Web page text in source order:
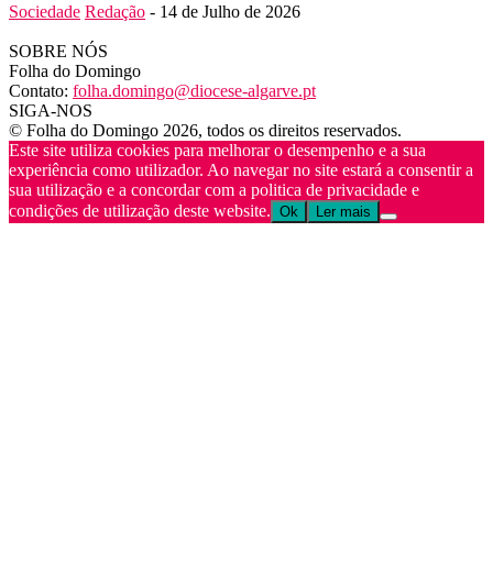
Sociedade Redação - 14 de Julho de 2026
SOBRE NÓS
Folha do Domingo
Contato: folha.domingo@diocese-algarve.pt
SIGA-NOS
© Folha do Domingo 2026, todos os direitos reservados.
Este site utiliza cookies para melhorar o desempenho e a sua
experiência como utilizador. Ao navegar no site estará a consentir a
sua utilização e a concordar com a politica de privacidade e
condições de utilização deste website. Ok Ler mais